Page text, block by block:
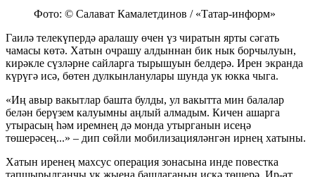
Фото: © Салават Камалетдинов / «Татар-информ»
Гаилә телекүпердә аралашу өчен үз чиратын ярты сәгать
чамасы көтә. Хатын очрашу алдыннан бик нык борчылуын,
кирәкле сүзләрне сайларга тырышуын белдерә. Ирен экранда
күрүгә исә, бөтен дулкынланулары шунда ук юкка чыга.
«Иң авыр вакытлар башта булды, ул вакытта мин балалар
белән берүзем калуымны аңлый алмадым. Кичен ашарга
утырасың һәм иремнең дә монда утырганын исеңә
төшерәсең...» – дип сөйли мобилизацияләнгән ирнең хатыны.
Хатын иренең махсус операция зонасына инде повестка